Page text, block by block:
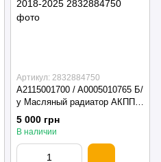
Артикул: 2832884750
A2115001700 / A0005010765 Б/
у Масляный радиатор АКПП /
Термостат системы смазки
двигателя Mercedes Sprinter
5 000 грн
В наличии